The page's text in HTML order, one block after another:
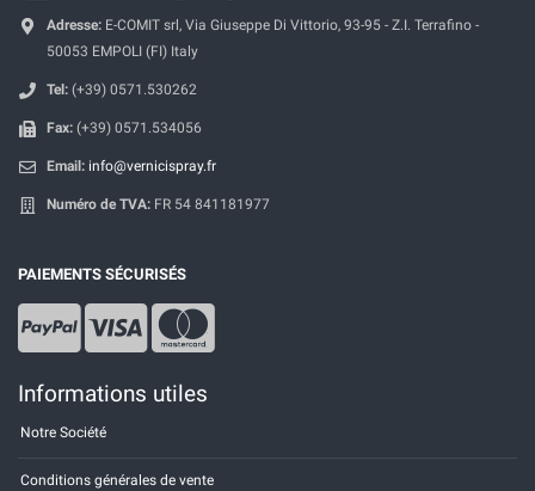
Adresse: E-COMIT srl, Via Giuseppe Di Vittorio, 93-95 - Z.I. Terrafino -
50053 EMPOLI (FI) Italy
Tel: (+39) 0571.530262
Fax: (+39) 0571.534056
Email: info@vernicispray.fr
Numéro de TVA: FR 54 841181977
PAIEMENTS SÉCURISÉS
Informations utiles
Notre Société
Conditions générales de vente